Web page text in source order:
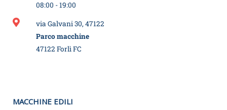
08:00 - 19:00
via Galvani 30, 47122
Parco macchine
47122 Forlì FC
MACCHINE EDILI